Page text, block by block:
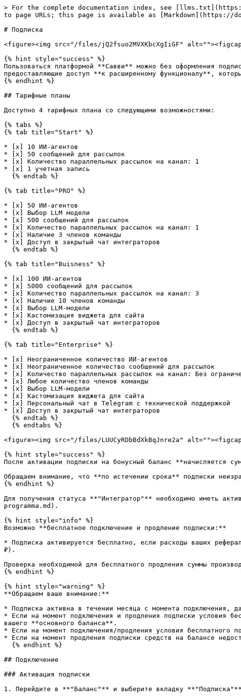
> For the complete documentation index, see
to page URLs; this page is available as [Markdown](https://
# Подписка
<figure><img src="/files/jQ2fsuo2MVXKbcXgIiGF"
{% hint style="success" %}
Пользоваться платформой **Савви** можно без оформления
предоставляющие доступ **к расширенному функционалу**,
{% endhint %}
## Тарифные планы
Доступно 4 тарифных плана со следующими возможностями:
{% tabs %}
{% tab title="Start" %}
* [x] 10 ИИ-агентов
* [x] 50 сообщений для рассылок
* [x] Количество параллельных рассылок на канал: 1
* [x] 1 учетная запись
{% tab title="PRO" %}
* [x] 50 ИИ-агентов
* [x] Выбор LLM модели
* [x] 500 сообщений для рассылок
* [x] Количество параллельных рассылок на канал: 1
* [x] Наличие 3 членов команды
* [x] Доступ в закрытый чат интеграторов
{% tab title="Buisness" %}
* [x] 100 ИИ-агентов
* [x] 5000 сообщений для рассылок
* [x] Количество параллельных рассылок на канал: 3
* [x] Наличие 10 членов команды
* [x] Выбор LLM-модели
* [x] Кастомизация виджета для сайта
* [x] Доступ в закрытый чат интеграторов
{% tab title="Enterprise" %}
* [x] Неограниченное количество ИИ-агентов
* [x] Неограниченное количество сообщений для рассылок
* [x] Количество параллельных рассылок на канал: Без
* [x] Любое количество членов команды
* [x] Выбор LLM-модели
* [x] Кастомизация виджета для сайта
* [x] Персональный чат в Telegram с технической поддержкой
* [x] Доступ в закрытый чат интеграторов
<figure><img src="/files/LUUCyRDbBdXkBqJnre2a"
{% hint style="success" %}
После активации подписки на бонусный баланс **начисляется
Обращаем внимание, что **по истечении срока** подписки
{% endhint %}
Для получения статуса **"Интегратор"** необходимо иметь
programma.md).
{% hint style="info" %}
Возможно **бесплатное подключение и продление подписки:**
* Подписка активируется бесплатно, если расходы ваших
₽).
Проверка необходимой для бесплатного продления суммы
{% endhint %}
{% hint style="warning" %}
**Обращаем ваше внимание:**
* Подписка активна в течении месяца с момента подключения,
* Если на момент подключения и продления подписки условия
вашего **основного баланса**.
* Если на момент подключения/продления условия бесплатного
* Если на момент продления подписки средств на балансе
## Подключение
### Активация подписки
1. Перейдите в **"Баланс"** и выберите вкладку **"Подписка"**